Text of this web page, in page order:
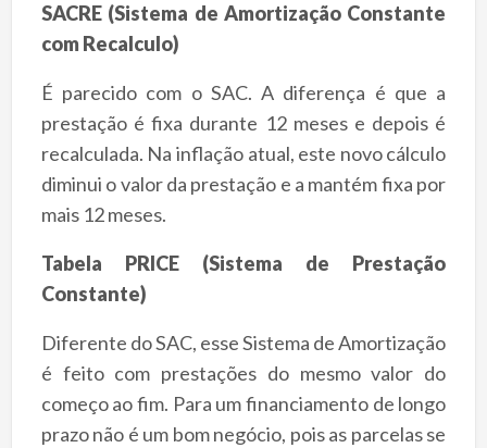
SACRE (Sistema de Amortização Constante
com Recalculo)
É parecido com o SAC. A diferença é que a
prestação é fixa durante 12 meses e depois é
recalculada. Na inflação atual, este novo cálculo
diminui o valor da prestação e a mantém fixa por
mais 12 meses.
Tabela PRICE (Sistema de Prestação
Constante)
Diferente do SAC, esse Sistema de Amortização
é feito com prestações do mesmo valor do
começo ao fim. Para um financiamento de longo
prazo não é um bom negócio, pois as parcelas se